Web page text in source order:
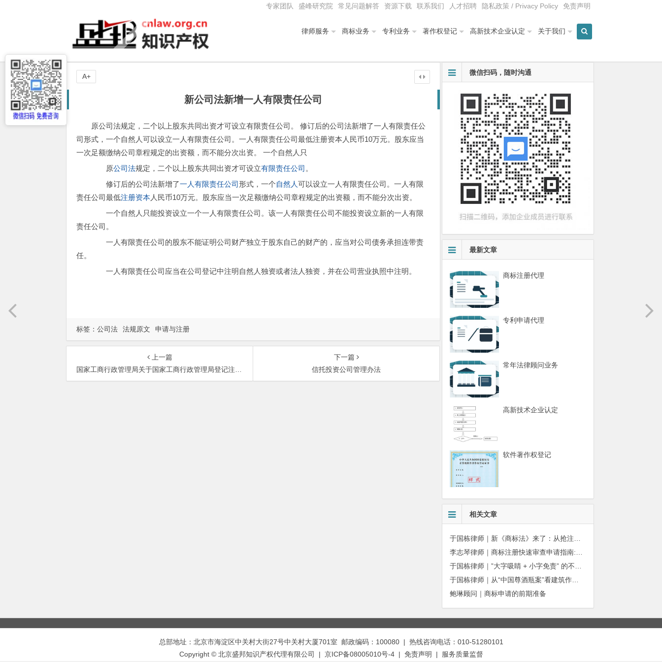
专家团队 盛峰研究院 常见问题解答 资源下载 联系我们 人才招聘 隐私政策 / Privacy Policy 免责声明
律师服务 商标业务 专利业务 著作权登记 高新技术企业认定 关于我们
新公司法新增一人有限责任公司
原公司法规定，二个以上股东共同出资才可设立有限责任公司。 修订后的公司法新增了一人有限责任公
司形式，一个自然人可以设立一人有限责任公司。一人有限责任公司最低注册资本人民币10万元。股东应当
一次足额缴纳公司章程规定的出资额，而不能分次出资。 一个自然人只
原公司法规定，二个以上股东共同出资才可设立有限责任公司 。
修订后的公司法新增了一人有限责任公司形式，一个自然人可以设立一人有限责任公司。一人有限
责任公司最低注册资本 人民币10万元。股东应当一次足额缴纳公司章程规定的出资额，而不能分次出资。
一个自然人只能投资设立一个一人有限责任公司。该一人有限责任公司不能投资设立新的一人有限
责任公司。
一人有限责任公司的股东不能证明公司财产独立于股东自己的财产的，应当对公司债务承担连带责
任。
一人有限责任公司应当在公司登记中注明自然人独资或者法人独资，并在公司营业执照中注明。
A+
标签：公司法 法规原文 申请与注册
上一篇
国家工商行政管理局关于国家工商行政管理局登记注册公司（企业）的范围和有关年检换照、重新登记注册问题的
下一篇
信托投资公司管理办法
微信扫码，随时沟通
最新文章
商标注册代理
专利申请代理
常年法律顾问业务
高新技术企业认定
软件著作权登记
相关文章
于国栋律师｜从“中国尊酒瓶案”看建筑作品著作权保护的司法边界与商用合规
鲍琳顾问｜商标申请的前期准备
总部地址：北京市海淀区中关村大街27号中关村大厦701室 邮政编码：100080 | 热线咨询电话：010-51280101
Copyright © 北京盛邦知识产权代理有限公司 | 京ICP备08005010号-4 | 免责声明 | 服务质量监督